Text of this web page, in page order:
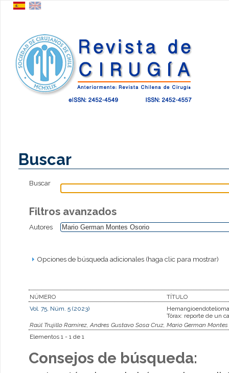
Buscar
Buscar
Filtros avanzados
Autores
Opciones de búsqueda adicionales (haga clic para mostrar)
NÚMERO
TÍTULO
Vol. 75, Núm. 5 (2023)
Tórax: reporte de un
Raúl Trujillo Ramírez, Andres Gustavo Sosa Cruz, Mario German
Elementos 1 - 1 de 1
Consejos de búsqueda: